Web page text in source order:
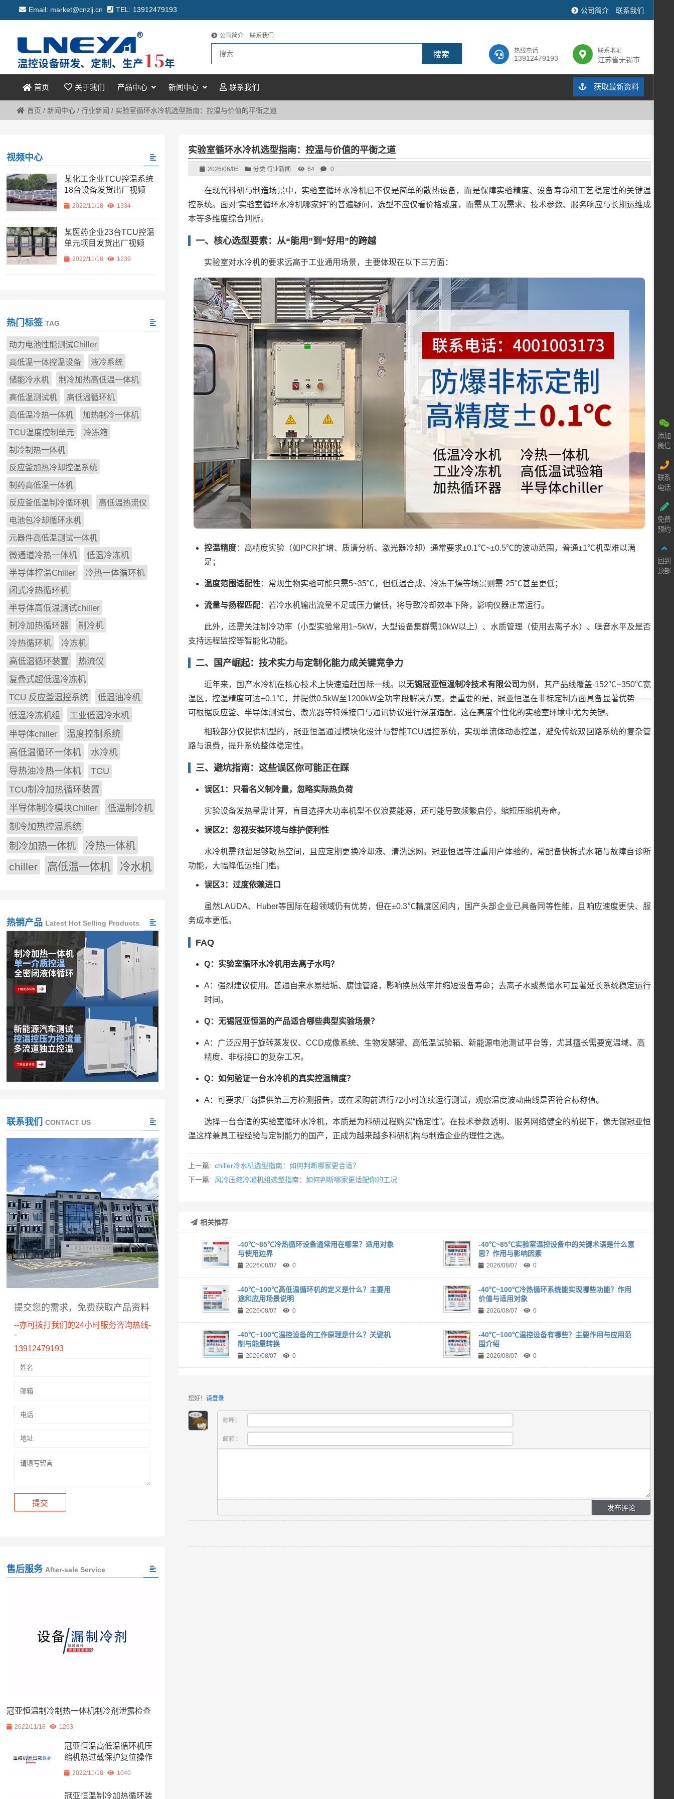
Email: market@cnzlj.cn TEL: 13912479193 公司简介 联系我们
热线电话
13912479193
联系地址
江苏省无锡市
公司简介 联系我们
首页 关于我们 产品中心 新闻中心 联系我们 获取最新资料
首页 / 新闻中心/ 行业新闻 / 实验室循环水冷机选型指南：控温与价值的平衡之道
实验室循环水冷机选型指南：控温与价值的平衡之道
2026/06/05 分类:行业新闻 64 0
在现代科研与制造场景中，实验室循环水冷机已不仅是简单的散热设备，而是保障实验精度、设备寿命和工艺稳定性的关键温
控系统。面对“实验室循环水冷机哪家好”的普遍疑问，选型不应仅看价格或度，而需从工况需求、技术参数、服务响应与长期运维成
本等多维度综合判断。
一、核心选型要素：从“能用”到“好用”的跨越
实验室对水冷机的要求远高于工业通用场景，主要体现在以下三方面：
控温精度：高精度实验（如PCR扩增、质谱分析、激光器冷却）通常要求±0.1℃~±0.5℃的波动范围，普通±1℃机型难以满
足；
温度范围适配性：常规生物实验可能只需5~35℃，但低温合成、冷冻干燥等场景则需-25℃甚至更低；
流量与扬程匹配：若冷水机输出流量不足或压力偏低，将导致冷却效率下降，影响仪器正常运行。
此外，还需关注制冷功率（小型实验常用1~5kW，大型设备集群需10kW以上）、水质管理（使用去离子水）、噪音水平及是否
支持远程监控等智能化功能。
二、国产崛起：技术实力与定制化能力成关键竞争力
近年来，国产水冷机在核心技术上快速追赶国际一线。以无锡冠亚恒温制冷技术有限公司 为例，其产品线覆盖-152℃~350℃宽
温区，控温精度可达±0.1℃，并提供0.5kW至1200kW全功率段解决方案。更重要的是，冠亚恒温在非标定制方面具备显著优势——
可根据反应釜、半导体测试台、激光器等特殊接口与通讯协议进行深度适配，这在高度个性化的实验室环境中尤为关键。
相较部分仅提供机型的，冠亚恒温通过模块化设计与智能TCU温控系统，实现单流体动态控温，避免传统双回路系统的复杂管
路与浪费，提升系统整体稳定性。
三、避坑指南：这些误区你可能正在踩
误区1：只看名义制冷量，忽略实际热负荷
实验设备发热量需计算，盲目选择大功率机型不仅浪费能源，还可能导致频繁启停，缩短压缩机寿命。
误区2：忽视安装环境与维护便利性
水冷机需预留足够散热空间，且应定期更换冷却液、清洗滤网。冠亚恒温等注重用户体验的，常配备快拆式水箱与故障自诊断
功能，大幅降低运维门槛。
误区3：过度依赖进口
虽然LAUDA、Huber等国际在超领域仍有优势，但在±0.3℃精度区间内，国产头部企业已具备同等性能，且响应速度更快、服
务成本更低。
FAQ
Q：实验室循环水冷机用去离子水吗？
A：强烈建议使用。普通自来水易结垢、腐蚀管路，影响换热效率并缩短设备寿命；去离子水或蒸馏水可显著延长系统稳定运行
时间。
Q：无锡冠亚恒温的产品适合哪些典型实验场景？
A：广泛应用于旋转蒸发仪、CCD成像系统、生物发酵罐、高低温试验箱、新能源电池测试平台等，尤其擅长需要宽温域、高
精度、非标接口的复杂工况。
Q：如何验证一台水冷机的真实控温精度？
A：可要求厂商提供第三方检测报告，或在采购前进行72小时连续运行测试，观察温度波动曲线是否符合标称值。
选择一台合适的实验室循环水冷机，本质是为科研过程购买“确定性”。在技术参数透明、服务网络健全的前提下，像无锡冠亚恒
温这样兼具工程经验与定制能力的国产，正成为越来越多科研机构与制造企业的理性之选。
上一篇: chiller冷水机选型指南：如何判断哪家更合适？
下一篇: 风冷压缩冷凝机组选型指南：如何判断哪家更适配你的工况
相关推荐
-40℃~85℃冷热循环设备通常用在哪里？适用对象
与使用边界
2026/08/07 0
-40℃~85℃实验室温控设备中的关键术语是什么意
思？作用与影响因素
2026/08/07 0
-40℃~100℃高低温循环机的定义是什么？主要用
途和应用场景说明
2026/08/07 0
-40℃~100℃冷热循环系统能实现哪些功能？作用
价值与适用对象
2026/08/07 0
-40℃~100℃温控设备的工作原理是什么？关键机
制与能量转换
2026/08/07 0
-40℃~100℃温控设备有哪些？主要作用与应用范
围介绍
2026/08/07 0
您好！ 请登录
称呼：
邮箱：
视频中心
某化工企业TCU控温系统
18台设备发货出厂视频
2022/11/18 1334
某医药企业23台TCU控温
单元项目发货出厂视频
2022/11/18 1239
热门标签 TAG
动力电池性能测试Chiller
高低温一体控温设备 液冷系统
储能冷水机 制冷加热高低温一体机
高低温测试机 高低温循环机
高低温冷热一体机 加热制冷一体机
TCU温度控制单元 冷冻箱
制冷制热一体机
反应釜加热冷却控温系统
制药高低温一体机
反应釜低温制冷循环机 高低温热流仪
电池包冷却循环水机
元器件高低温测试一体机
微通道冷热一体机
低温冷冻机
半导体控温Chiller
冷热一体循环机
闭式冷热循环机
半导体高低温测试chiller
制冷加热循环器
制冷机
冷热循环机
冷冻机
高低温循环装置
热流仪
复叠式超低温冷冻机
TCU 反应釜温控系统
低温油冷机
低温冷冻机组
工业低温冷水机
半导体chiller
温度控制系统
高低温循环一体机
水冷机
导热油冷热一体机
TCU
TCU制冷加热循环装置
半导体制冷模块Chiller
低温制冷机
制冷加热控温系统
制冷加热一体机
冷热一体机
chiller 高低温一体机 冷水机
热销产品 Latest Hot Selling Products
联系我们 CONTACT US
提交您的需求，免费获取产品资料
--亦可拨打我们的24小时服务咨询热线-
-
13912479193
售后服务 After-sale Service
冠亚恒温制冷制热一体机制冷剂泄露检查
2022/11/18 1203
冠亚恒温高低温循环机压
缩机热过载保护复位操作
2022/11/18 1040
冠亚恒温制冷加热循环装
添加
微信
联系
电话
免费
预约
回到
顶部